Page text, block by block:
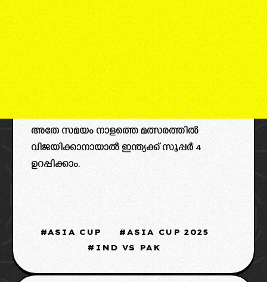
അതേ സമയം നാളത്തെ മത്സരത്തിൽ
വിജയിക്കാനായാൽ ഇന്ത്യക്ക് സൂപ്പർ 4
ഉറപ്പിക്കാം.
ASIA CUP
ASIA CUP 2025
IND VS PAK